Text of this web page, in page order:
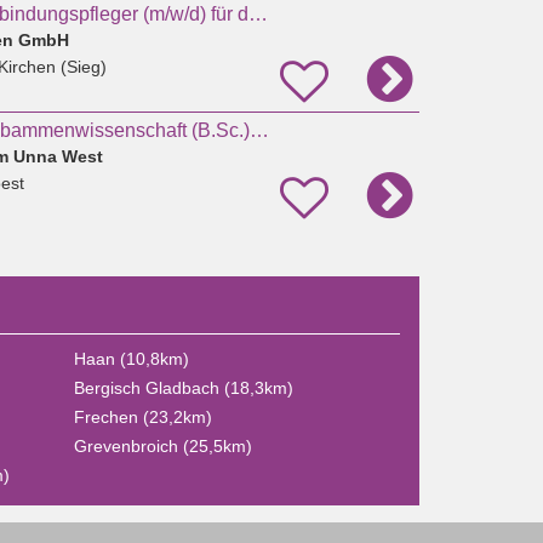
Hebamme oder Entbindungspfleger (m/w/d) für das Kreißsaal-Team in Kirchen
GmbH
(Sieg)
Duales Studium Hebammenwissenschaft (B.Sc.) Sommersemester 2027
Unna West
Haan (10,8km)
Bergisch Gladbach (18,3km)
Frechen (23,2km)
Grevenbroich (25,5km)